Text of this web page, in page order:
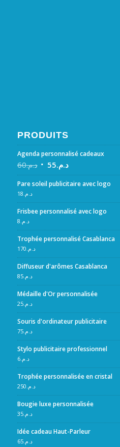
PRODUITS
Agenda personnalisé cadeaux
د.م.60 د.م.55
Pare soleil publicitaire avec logo
د.م.18
Frisbee personnalisé avec logo
د.م.8
Trophée personnalisé Casablanca
د.م.170
Diffuseur d'arômes Casablanca
د.م.85
Médaille d'Or personnalisée
د.م.25
Souris d'ordinateur publicitaire
د.م.75
Stylo publicitaire professionnel
د.م.6
Trophée personnalisée en cristal
د.م.250
Bougie luxe personnalisée
د.م.35
Idée cadeau Haut-Parleur
د.م.65